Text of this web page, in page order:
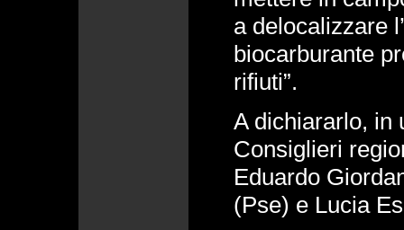
a delocalizzare
biocarburante
rifiuti”.
A dichiararlo, in
Consiglieri
Eduardo
(Pse) e Lucia